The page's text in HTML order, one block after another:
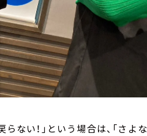
ない！」という場合は、「さよ